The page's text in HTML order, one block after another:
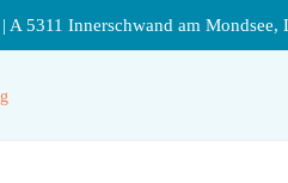
A 5311 Innerschwand am Mondsee,